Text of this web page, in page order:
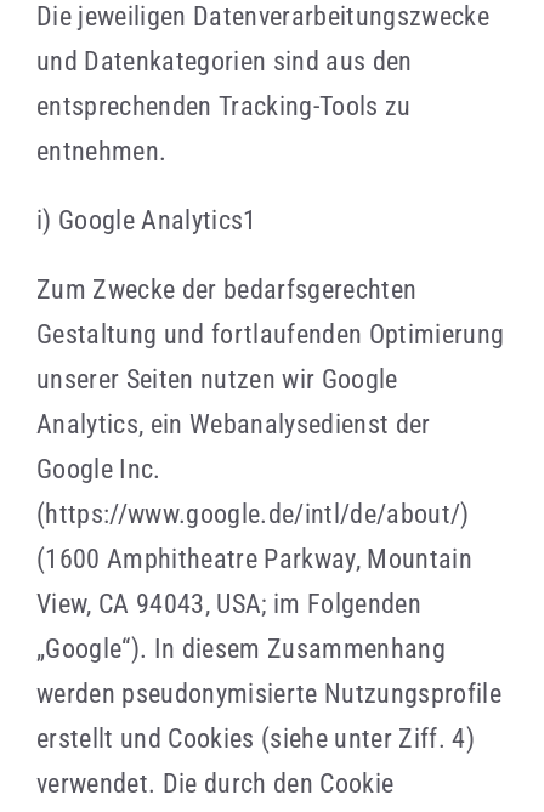
Die jeweiligen Datenverarbeitungszwecke
und Datenkategorien sind aus den
entsprechenden Tracking-Tools zu
entnehmen.
i) Google Analytics1
Zum Zwecke der bedarfsgerechten
Gestaltung und fortlaufenden Optimierung
unserer Seiten nutzen wir Google
Analytics, ein Webanalysedienst der
Google Inc.
(https://www.google.de/intl/de/about/)
(1600 Amphitheatre Parkway, Mountain
View, CA 94043, USA; im Folgenden
„Google“). In diesem Zusammenhang
werden pseudonymisierte Nutzungsprofile
erstellt und Cookies (siehe unter Ziff. 4)
verwendet. Die durch den Cookie